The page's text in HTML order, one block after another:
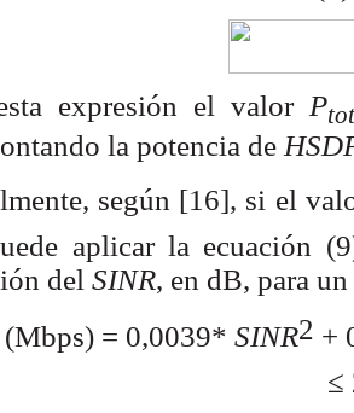
expresión el valor P
la potencia de
según [16], si el
aplicar la ecuación
del SINR, en dB, para
(Mbps) = 0,0039* SINR2 +
≤